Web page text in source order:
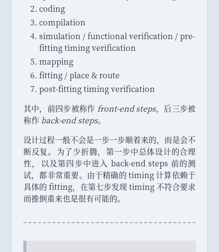
coding
compilation
simulation / functional verification / pre-
fitting timing verification
mapping
fitting / place & route
post-fitting timing verification
其中， 前四步被称作 front-end steps， 后三步被
称作back-end steps。
设计过程一般不会是一步一步顺着来的， 而是会不
断反复。 为了少折腾，
第一步中总体设计的合理
性，
以及第四步中进入 back-end steps 前的测
试， 都非常重要。 由于精确的 timing 计算依赖于
具体的 fitting， 在第七步发现 timing 不符合要求
而推倒重来也是很有可能的。